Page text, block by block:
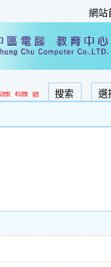
網站
選
搜索